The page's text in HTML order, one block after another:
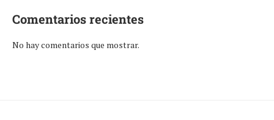
Comentarios recientes
No hay comentarios que mostrar.